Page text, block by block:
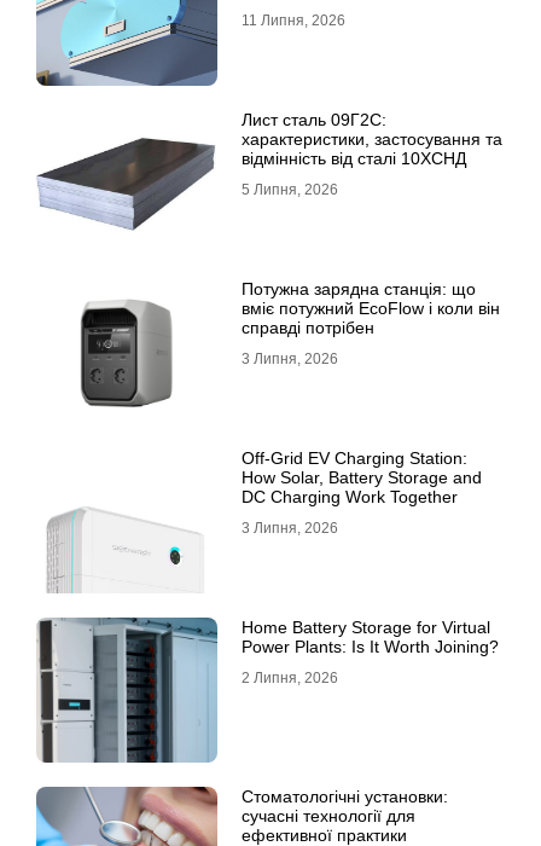
11 Липня, 2026
Лист сталь 09Г2С:
характеристики, застосування та
відмінність від сталі 10ХСНД
5 Липня, 2026
Потужна зарядна станція: що
вміє потужний EcoFlow і коли він
справді потрібен
3 Липня, 2026
Off-Grid EV Charging Station:
How Solar, Battery Storage and
DC Charging Work Together
3 Липня, 2026
Home Battery Storage for Virtual
Power Plants: Is It Worth Joining?
2 Липня, 2026
Стоматологічні установки:
сучасні технології для
ефективної практики